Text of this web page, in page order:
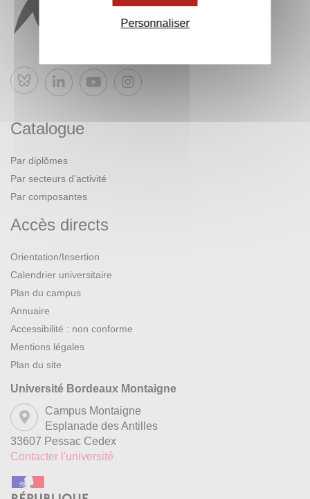
Bluesky
Catalogue
Par diplômes
Par secteurs d’activité
Par composantes
Accès directs
Orientation/Insertion
Calendrier universitaire
Plan du campus
Annuaire
Accessibilité : non conforme
Mentions légales
Plan du site
Université Bordeaux Montaigne
Campus Montaigne
Esplanade des Antilles
33607 Pessac Cedex
Contacter l'université
Personnaliser